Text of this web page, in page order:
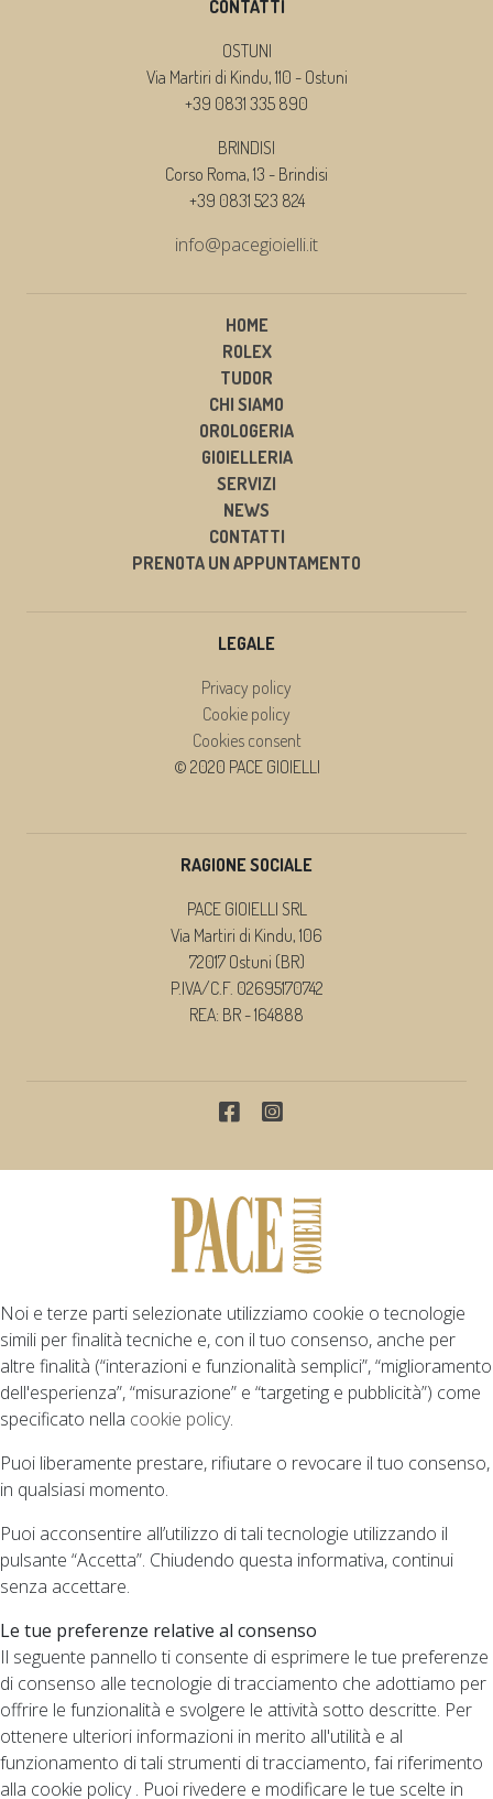
CONTATTI
OSTUNI
Via Martiri di Kindu, 110 - Ostuni
+39 0831 335 890
BRINDISI
Corso Roma, 13 - Brindisi
+39 0831 523 824
info@pacegioielli.it
HOME
ROLEX
TUDOR
CHI SIAMO
OROLOGERIA
GIOIELLERIA
SERVIZI
NEWS
CONTATTI
PRENOTA UN APPUNTAMENTO
LEGALE
Privacy policy
Cookie policy
Cookies consent
© 2020 PACE GIOIELLI
RAGIONE SOCIALE
PACE GIOIELLI SRL
Via Martiri di Kindu, 106
72017 Ostuni (BR)
P.IVA/C.F. 02695170742
REA: BR - 164888
Noi e terze parti selezionate utilizziamo cookie o tecnologie
simili per finalità tecniche e, con il tuo consenso, anche per
altre finalità (“interazioni e funzionalità semplici”, “miglioramento
dell'esperienza”, “misurazione” e “targeting e pubblicità”) come
specificato nella cookie policy.
Puoi liberamente prestare, rifiutare o revocare il tuo consenso,
in qualsiasi momento.
Puoi acconsentire all’utilizzo di tali tecnologie utilizzando il
pulsante “Accetta”. Chiudendo questa informativa, continui
senza accettare.
Le tue preferenze relative al consenso
Il seguente pannello ti consente di esprimere le tue preferenze
di consenso alle tecnologie di tracciamento che adottiamo per
offrire le funzionalità e svolgere le attività sotto descritte. Per
ottenere ulteriori informazioni in merito all'utilità e al
funzionamento di tali strumenti di tracciamento, fai riferimento
alla cookie policy . Puoi rivedere e modificare le tue scelte in